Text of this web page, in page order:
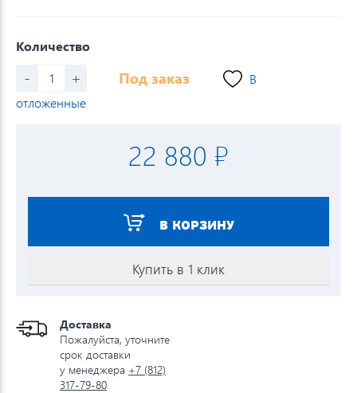
Количество
- + Под заказ
В
отложенные
22 880 ₽
В КОРЗИНУ
Купить в 1 клик
Доставка
Пожалуйста, уточните
срок доставки
у менеджера +7 (812)
317-79-80